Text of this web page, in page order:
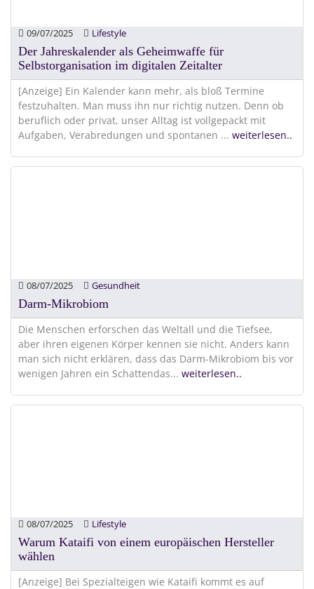
09/07/2025 Lifestyle
Der Jahreskalender als Geheimwaffe für
Selbstorganisation im digitalen Zeitalter
[Anzeige] Ein Kalender kann mehr, als bloß Termine
festzuhalten. Man muss ihn nur richtig nutzen. Denn ob
beruflich oder privat, unser Alltag ist vollgepackt mit
Aufgaben, Verabredungen und spontanen ... weiterlesen..
08/07/2025 Gesundheit
Darm-Mikrobiom
Die Menschen erforschen das Weltall und die Tiefsee,
aber ihren eigenen Körper kennen sie nicht. Anders kann
man sich nicht erklären, dass das Darm-Mikrobiom bis vor
wenigen Jahren ein Schattendas... weiterlesen..
08/07/2025 Lifestyle
Warum Kataifi von einem europäischen Hersteller
wählen
[Anzeige] Bei Spezialteigen wie Kataifi kommt es auf